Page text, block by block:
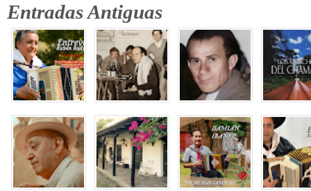
Entradas Antiguas